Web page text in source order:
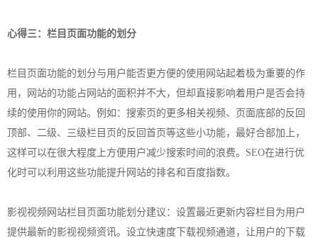
心得三：栏目页面功能的划分
栏目页面功能的划分与用户能否更方便的使用网站起着极为重要的作
用，网站的功能占网站的面积并不大，但却直接影响着用户是否会持
续的使用你的网站。例如：搜索页的更多相关视频、页面底部的反回
顶部、二级、三级栏目页的反回首页等这些小功能，最好合部加上，
这样可以在很大程度上方便用户减少搜索时间的浪费。SEO在进行优
化时可以利用这些功能提升网站的排名和百度指数。
影视视频网站栏目页面功能划分建议：设置最近更新内容栏目为用户
提供最新的影视视频资讯。设立快速度下载视频通道，让用户的下载